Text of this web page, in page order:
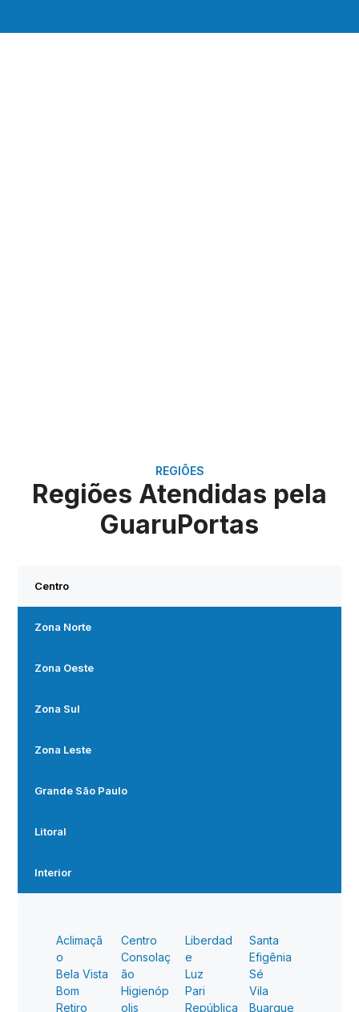
REGIÕES
Regiões Atendidas pela
GuaruPortas
Centro
Zona Norte
Zona Oeste
Zona Sul
Zona Leste
Grande São Paulo
Litoral
Interior
Aclimaçã
o
Bela Vista
Bom
Retiro
Centro
Consolaç
ão
Higienóp
olis
Liberdad
e
Luz
Pari
República
Santa
Efigênia
Sé
Vila
Buarque